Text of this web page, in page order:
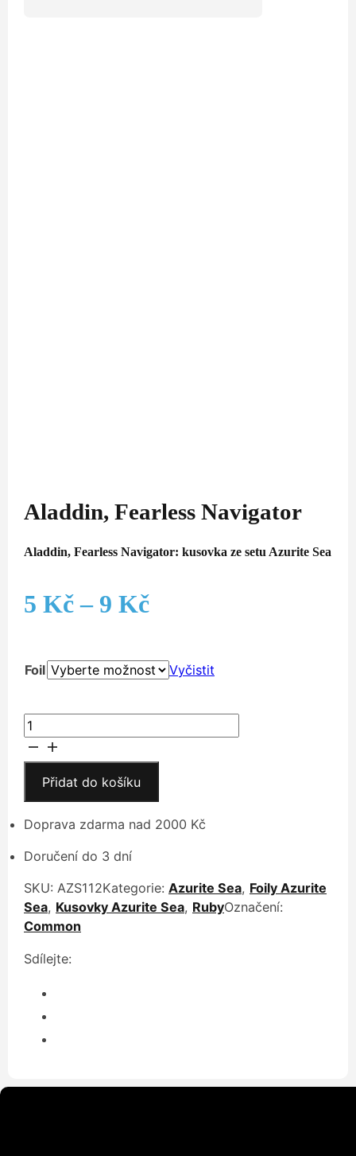
Aladdin, Fearless Navigator
Aladdin, Fearless Navigator: kusovka ze setu Azurite Sea
5 Kč – 9 KčRozpětí
5 Kč
až
9 Kč
Foil Vyčistit
Aladdin,
Fearless
Navigator
množství
Přidat do košíku
Doprava zdarma nad 2000 Kč
Doručení do 3 dní
SKU: AZS112Kategorie: Azurite Sea, Foily Azurite
Sea, Kusovky Azurite Sea, RubyOznačení:
Common
Sdílejte: